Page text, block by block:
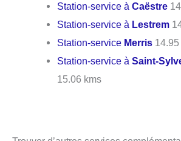
Station-service àCaëstre
Station-service à Lestrem
Station-service Merris
Station-service àSaint-
15.06 kms